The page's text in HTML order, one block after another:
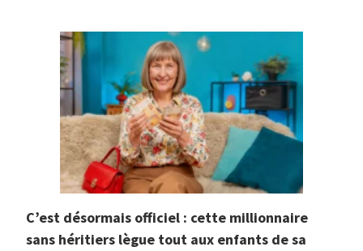
C’est désormais officiel : cette millionnaire
sans héritiers lègue tout aux enfants de sa